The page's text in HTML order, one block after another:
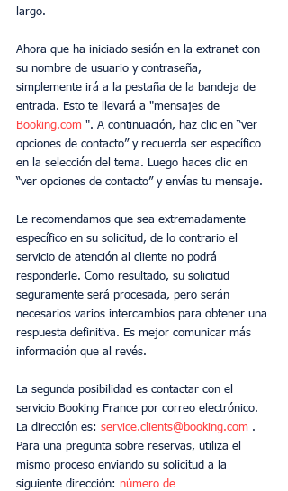
largo.
Ahora que ha iniciado sesión en la extranet con
su nombre de usuario y contraseña,
simplemente irá a la pestaña de la bandeja de
entrada. Esto te llevará a "mensajes de
Booking.com ". A continuación, haz clic en “ver
opciones de contacto” y recuerda ser específico
en la selección del tema. Luego haces clic en
“ver opciones de contacto” y envías tu mensaje.
Le recomendamos que sea extremadamente
específico en su solicitud, de lo contrario el
servicio de atención al cliente no podrá
responderle. Como resultado, su solicitud
seguramente será procesada, pero serán
necesarios varios intercambios para obtener una
respuesta definitiva. Es mejor comunicar más
información que al revés.
La segunda posibilidad es contactar con el
servicio Booking France por correo electrónico.
La dirección es: service.clients@booking.com .
Para una pregunta sobre reservas, utiliza el
mismo proceso enviando su solicitud a la
siguiente dirección: número de